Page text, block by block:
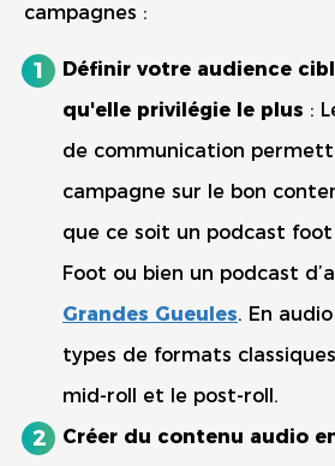
campagnes :
Définir votre audience
qu'elle privilégie le plus :
de communication
campagne sur le bon
que ce soit un podcast
Foot ou bien un podcast
Grandes Gueules. En
types de formats
mid-roll et le post-roll.
Créer du contenu audio